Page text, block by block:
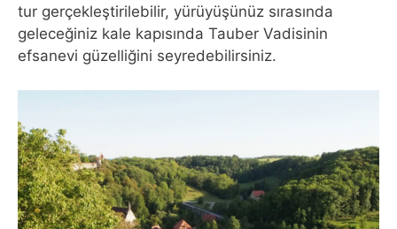
tur gerçekleştirilebilir, yürüyüşünüz sırasında
geleceğiniz kale kapısında Tauber Vadisinin
efsanevi güzelliğini seyredebilirsiniz.